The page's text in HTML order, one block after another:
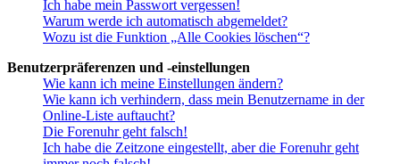
Ich habe mein Passwort vergessen!
Warum werde ich automatisch abgemeldet?
Wozu ist die Funktion „Alle Cookies löschen“?
Benutzerpräferenzen und -einstellungen
Wie kann ich meine Einstellungen ändern?
Wie kann ich verhindern, dass mein Benutzername in der
Online-Liste auftaucht?
Die Forenuhr geht falsch!
Ich habe die Zeitzone eingestellt, aber die Forenuhr geht